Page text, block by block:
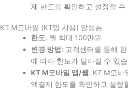
제 한도를 확인하고 설정할 수
KT M모바일 (KT망 사용) 알뜰폰
한도: 월 최대 100만원
변경 방법 : 고객센터를 통해
에 따라 한도가 달라질 수 있
KT M모바일 앱/웹 : KT M모바
액결제 한도를 확인하고 설정